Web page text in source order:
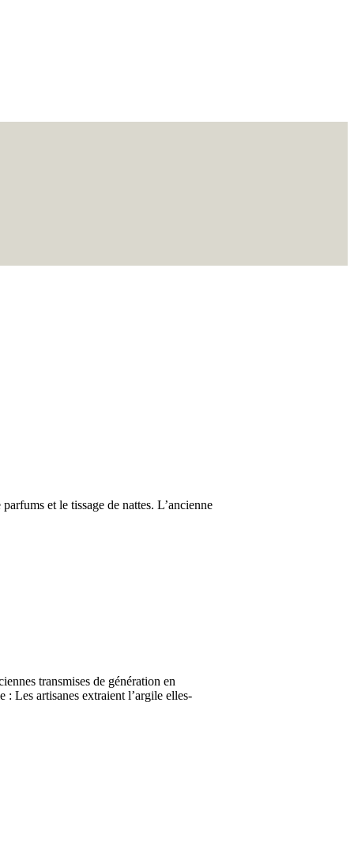
et le tissage de nattes. L’ancienne
transmises de génération en
: Les artisanes extraient l’argile elles-